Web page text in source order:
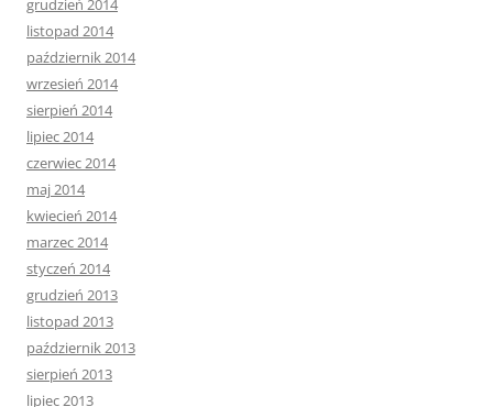
grudzień 2014
listopad 2014
październik 2014
wrzesień 2014
sierpień 2014
lipiec 2014
czerwiec 2014
maj 2014
kwiecień 2014
marzec 2014
styczeń 2014
grudzień 2013
listopad 2013
październik 2013
sierpień 2013
lipiec 2013